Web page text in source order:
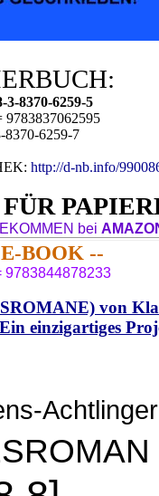
3-8370-6259-5
8370-6259-7
http://d-nb.info/
bei
BOOK --
9783844878233
von
einzigartiges
Achtlinger